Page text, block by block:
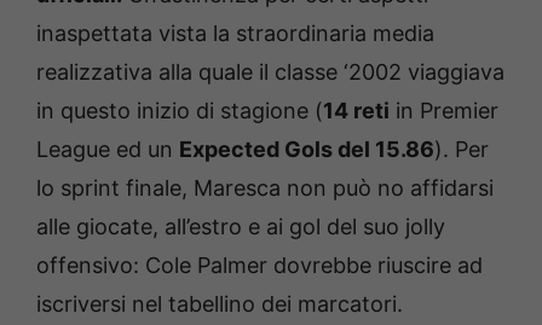
inaspettata vista la straordinaria media
realizzativa alla quale il classe ‘2002 viaggiava
in questo inizio di stagione (14 reti in Premier
League ed un Expected Gols del 15.86). Per
lo sprint finale, Maresca non può no affidarsi
alle giocate, all’estro e ai gol del suo jolly
offensivo: Cole Palmer dovrebbe riuscire ad
iscriversi nel tabellino dei marcatori.